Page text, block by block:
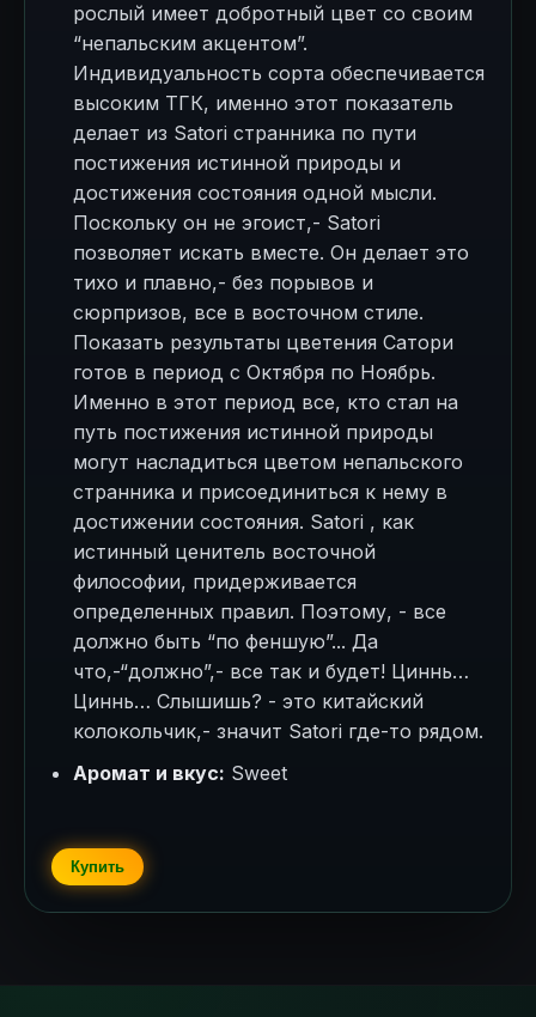
рослый имеет добротный цвет со своим
“непальским акцентом”.
Индивидуальность сорта обеспечивается
высоким ТГК, именно этот показатель
делает из Satori странника по пути
постижения истинной природы и
достижения состояния одной мысли.
Поскольку он не эгоист,- Satori
позволяет искать вместе. Он делает это
тихо и плавно,- без порывов и
сюрпризов, все в восточном стиле.
Показать результаты цветения Сатори
готов в период с Октября по Ноябрь.
Именно в этот период все, кто стал на
путь постижения истинной природы
могут насладиться цветом непальского
странника и присоединиться к нему в
достижении состояния. Satori , как
истинный ценитель восточной
философии, придерживается
определенных правил. Поэтому, - все
должно быть “по феншую”... Да
что,-“должно”,- все так и будет! Циннь…
Циннь… Слышишь? - это китайский
колокольчик,- значит Satori где-то рядом.
Аромат и вкус: Sweet
Купить